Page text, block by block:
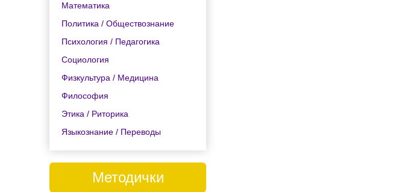
Математика
Политика / Обществознание
Психология / Педагогика
Социология
Физкультура / Медицина
Философия
Этика / Риторика
Языкознание / Переводы
Методички